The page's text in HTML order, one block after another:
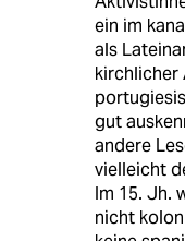
ein im
als
kirchlicher
gut
andere
vielleicht
Im 15. Jh.
nicht